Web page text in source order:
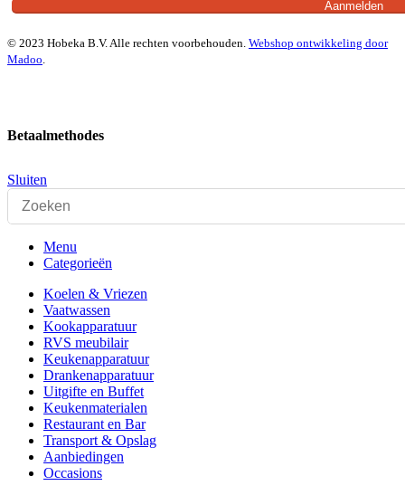
© 2023 Hobeka B.V. Alle rechten voorbehouden. Webshop ontwikkeling door
Madoo
Betaalmethodes
Sluiten
Menu
Categorieën
Koelen & Vriezen
Vaatwassen
Kookapparatuur
RVS meubilair
Keukenapparatuur
Drankenapparatuur
Uitgifte en Buffet
Keukenmaterialen
Restaurant en Bar
Transport & Opslag
Aanbiedingen
Occasions